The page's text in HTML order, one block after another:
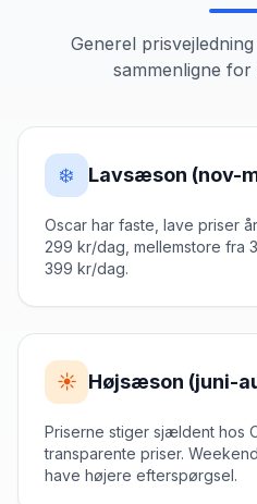
Generel
sammenligne
❄️ Lavsæson (nov-
Oscar har faste, lave priser
299 kr/dag, mellemstore fra
399 kr/dag.
☀️ Højsæson (juni-
Priserne stiger sjældent hos
transparente priser.
have højere efterspørgsel.